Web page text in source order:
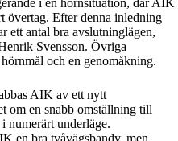
i en hörnsituation, där AIK
övertag. Efter denna inledning
ett antal bra avslutninglägen,
Svensson. Övriga
och en genomåkning.
AIK av ett nytt
om en snabb omställning till
numerärt underläge.